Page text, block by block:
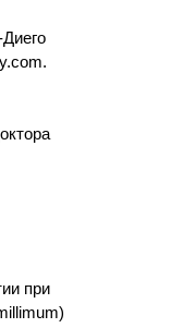
при